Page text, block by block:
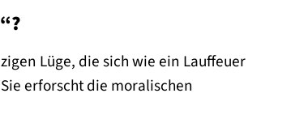
Lüge, die sich wie ein Lauffeuer
erforscht die moralischen